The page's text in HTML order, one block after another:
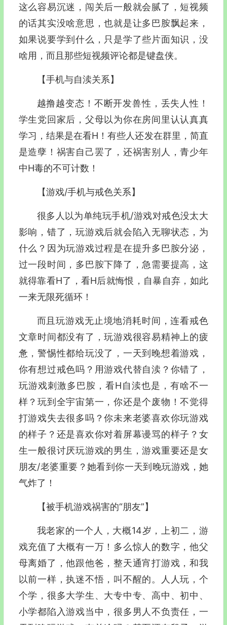
这么容易沉迷，闯关后一般就会腻了，短视频
的话其实没啥意思，也就是让多巴胺飘起来，
如果说要学到什么，只是学了些片面知识，没
啥用，而且那些短视频评论都是键盘侠。
【手机与自渎关系】
越撸越变态！不断开发兽性，丢失人性！
学生党回家后，父母以为你在房间里认认真真
学习，结果是在看H！有些人还发在群里，简直
是造孽！祸害自己罢了，还祸害别人，青少年
中H毒的不可计数！
【游戏/手机与戒色关系】
很多人以为单纯玩手机/游戏对戒色没太大
影响，错了，玩游戏后就会陷入无聊状态，为
什么？因为玩游戏过程是在提升多巴胺分泌，
过一段时间，多巴胺下降了，急需要提高，这
就得靠看H了，看H后就悔恨，自暴自弃，如此
一来无限死循环！
而且玩游戏无止境地消耗时间，连看戒色
文章时间都没有了，玩游戏很容易精神上的疲
惫，警惕性都给玩没了，一天到晚想着游戏，
你有想过戒色吗？用游戏代替自渎？你错了，
玩游戏刺激多巴胺，看H自渎也是，有啥不一
样？玩到全宇宙第一，你还是个废物！不觉得
打游戏失去很多吗？你未来老婆喜欢你玩游戏
的样子？还是喜欢你对着屏幕谩骂的样子？女
生一般很讨厌玩游戏的男生，游戏重要还是女
朋友/老婆重要？她看到你一天到晚玩游戏，她
气炸了！
【被手机游戏祸害的“朋友”】
我老家的一个人，大概14岁，上初二，游
戏充值了大概有一万！多么惊人的数字，他父
母离婚了，他跟他爸，整天通宵打游戏，和我
以前一样，执迷不悟，叫不醒的。人人玩，个
个学，很多大学生、大专中专、高中、初中、
小学都陷入游戏当中，很多男人不负责任，一